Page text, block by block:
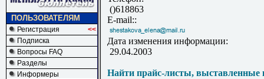
ПОЛЬЗОВАТЕЛЯМ
Регистрация
<<
Подписка
Вопросы FAQ
Разделы
Информеры
()618863
E-mail::
Дата изменения информации:
29.04.2003
Найти прайс-листы, выставленные